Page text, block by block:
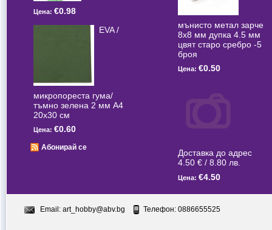
Цена: €0.98
EVA /
микропореста гума/
тъмно зелена 2 мм А4
20x30 см
Цена: €0.60
Абонирай се
мънисто метал зарче
8x8 мм дупка 4.5 мм
цвят старо сребро -5
броя
Цена: €0.50
Доставка до адрес
4.50 € / 8.80 лв.
Цена: €4.50
Email: art_hobby@abv.bg Телефон: 0886655525